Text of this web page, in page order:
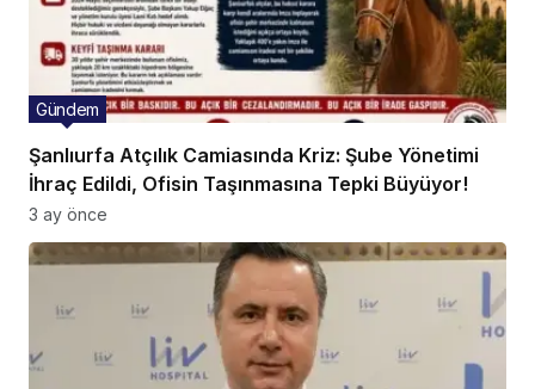
Şanlıurfa Atçılık Camiasında Kriz: Şube Yönetimi
İhraç Edildi, Ofisin Taşınmasına Tepki Büyüyor!
Gündem
3 ay önce